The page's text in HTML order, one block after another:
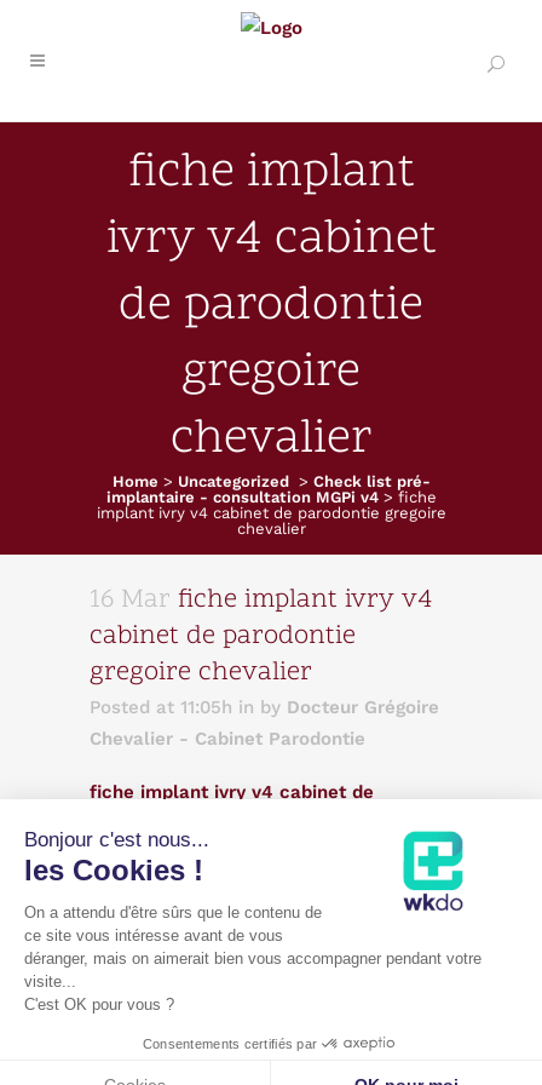
fiche implant
ivry v4 cabinet
de parodontie
gregoire
chevalier
Home > Uncategorized > Check list pré-
implantaire - consultation MGPi v4> fiche
implant ivry v4 cabinet de parodontie gregoire
chevalier
16 Mar fiche implant ivry v4
cabinet de parodontie
gregoire chevalier
Posted at 11:05h in by Docteur Grégoire
Chevalier - Cabinet Parodontie
fiche implant ivry v4 cabinet de
fiche implant ivry v4 cabinet de
parodontie gregoire chevalier
Mentions légales|Cookies
Bonjour c'est nous...
les Cookies !
On a attendu d'être sûrs que le contenu de
ce site vous intéresse avant de vous
déranger, mais on aimerait bien vous accompagner pendant votre
visite...
C'est OK pour vous ?
Consentements certifiés par